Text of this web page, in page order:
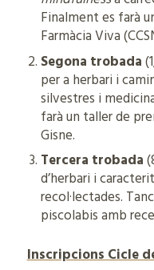
Finalment es farà
Farmàcia Viva
Segona trobada
per a herbari i
silvestres i
farà un taller de
Gisne.
Tercera trobada
d’herbari i
recol·lectades.
piscolabis amb
Inscripcions Cicle